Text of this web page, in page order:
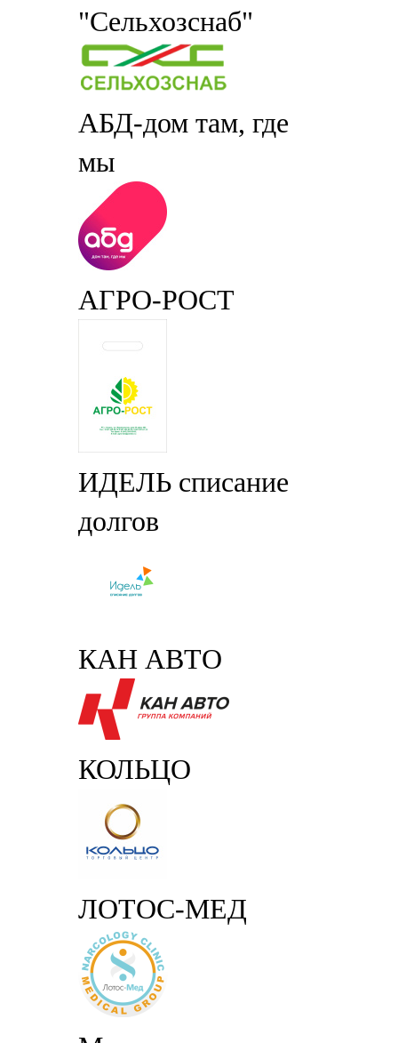
"Сельхозснаб"
АБД-дом там, где
мы
АГРО-РОСТ
ИДЕЛЬ списание
долгов
КАН АВТО
КОЛЬЦО
ЛОТОС-МЕД